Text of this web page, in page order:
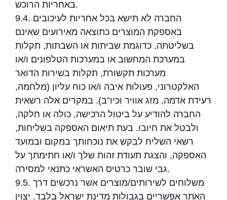
באחריות הרוכש.
9.4. החברה לא תישא בכל אחריות לעיכובים
באספקת המוצרים כתוצאה מאירועים שאינם
בשליטתה, כדוגמת שביתות או השבתות, תקלות
במערכת המחשוב או במערכות הטלפונים ו/או
מערכות תקשורת, תקלות בשירות הדואר
האלקטרוני, פעולות איבה ו/או כוח עליון (מלחמה,
רעידת אדמה, מזג אוויר וכיו”ב). במקרים אלה רשאית
החברה להודיע על ביטול הרכישה, כולה או חלקה,
ולבטל את חיובו. בעת תיאום האספקה בשליחות,
רשאי השליח לבקש את נוכחותך במקום ובמועד
האספקה, והצגת תעודת זהות שלך ו/או חתימתך על
גבי שובר כרטיס האשראי כתנאי למסירה.
9.5. משלוחים לשירותים/מוצרים אשר נרכשים דרך
האתר אפשריים בגבולות מדינת ישראל בלבד. יצוין